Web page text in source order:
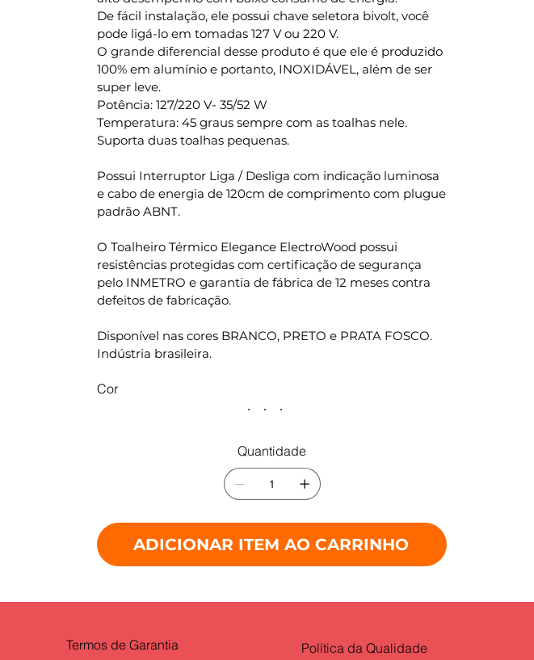
De fácil instalação, ele possui chave seletora bivolt, você
pode ligá-lo em tomadas 127 V ou 220 V.
O grande diferencial desse produto é que ele é produzido
100% em alumínio e portanto, INOXIDÁVEL, além de ser
super leve.
Potência: 127/220 V- 35/52 W
Temperatura: 45 graus sempre com as toalhas nele.
Suporta duas toalhas pequenas.
Possui Interruptor Liga / Desliga com indicação luminosa
e cabo de energia de 120cm de comprimento com plugue
padrão ABNT.
O Toalheiro Térmico Elegance ElectroWood possui
resistências protegidas com certificação de segurança
pelo INMETRO e garantia de fábrica de 12 meses contra
defeitos de fabricação.
Disponível nas cores BRANCO, PRETO e PRATA FOSCO.
Indústria brasileira.
Cor
Quantidade
ADICIONAR ITEM AO CARRINHO
Termos de Garantia Política da Qualidade